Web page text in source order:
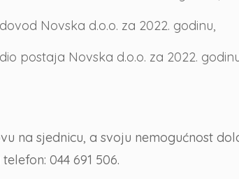
Novska d.o.o. za 2022. godinu,
postaja Novska d.o.o. za 2022.
na sjednicu, a svoju nemogućnost
044 691 506.